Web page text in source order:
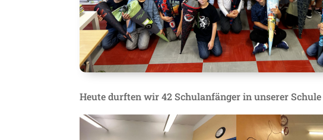
Heute durften wir 42 Schulanfänger in unserer Schule